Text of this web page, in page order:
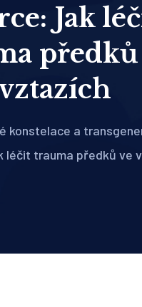
Jak
předků
konstelace a
léčit trauma předků ve